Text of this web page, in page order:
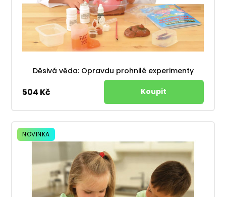
Děsivá věda: Opravdu prohnilé experimenty
504 Kč
NOVINKA